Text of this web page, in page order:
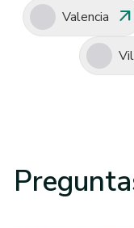
Valencia arrow_outward